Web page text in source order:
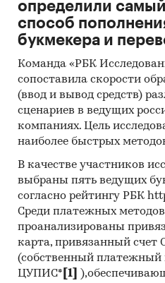
металлов, по оценкам
годы нет выраженного
- Сальдо торгового
- Лидером по импортным
является Китай (более
поставщик
WESTERN MINMETALS
ADVANCED MATERIAL
- В импорте наибольшую
сегмент low-priced с
поставки сегмента из
Германия. Сегмент high-
долей в 9,4%
Китай, Казахстан, Индия.
- Большую часть
экспортеров покупает
определили
способ
букмекера и
Команда «РБК
сопоставила скорости
(ввод и вывод средств)
сценариев в ведущих
компаниях. Цель
наиболее быстрых
В качестве участников
выбраны пять ведущих
согласно рейтингу РБК
Среди платежных
проанализированы
карта, привязанный
(собственный
ЦУПИС* [1]